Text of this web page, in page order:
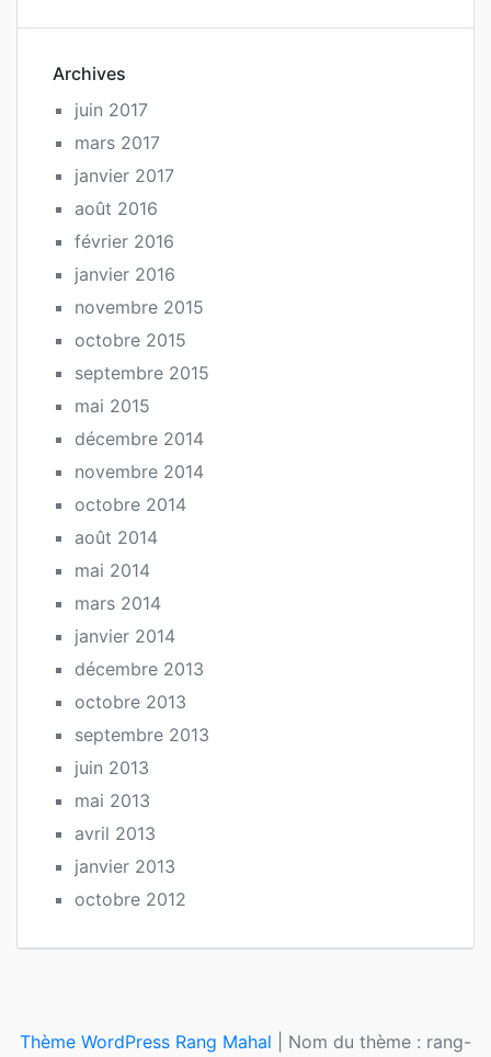
Archives
juin 2017
mars 2017
janvier 2017
août 2016
février 2016
janvier 2016
novembre 2015
octobre 2015
septembre 2015
mai 2015
décembre 2014
novembre 2014
octobre 2014
août 2014
mai 2014
mars 2014
janvier 2014
décembre 2013
octobre 2013
septembre 2013
juin 2013
mai 2013
avril 2013
janvier 2013
octobre 2012
Thème WordPress Rang Mahal Nom du thème : rang-